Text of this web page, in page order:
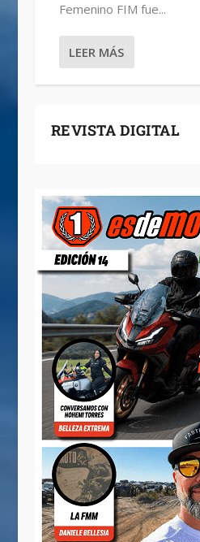
Femenino FIM fue...
LEER MÁS
REVISTA DIGITAL